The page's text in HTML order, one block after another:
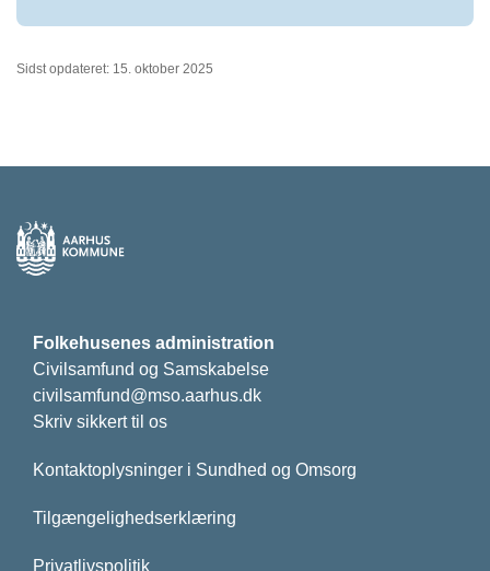
Sidst opdateret: 15. oktober 2025
Folkehusenes administration
Civilsamfund og Samskabelse
civilsamfund@mso.aarhus.dk
Skriv sikkert til os
Kontaktoplysninger i Sundhed og Omsorg
Tilgængelighedserklæring
Privatlivspolitik